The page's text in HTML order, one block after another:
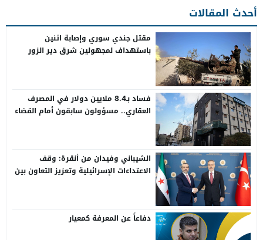
أحدث المقالات
مقتل جندي سوري وإصابة اثنين
باستهداف لمجهولين شرق دير الزور
فساد بـ8.4 ملايين دولار في المصرف
العقاري.. مسؤولون سابقون أمام القضاء
الشيباني وفيدان من أنقرة: وقف
الاعتداءات الإسرائيلية وتعزيز التعاون بين
دفاعاً عن المعرفة كمعيار